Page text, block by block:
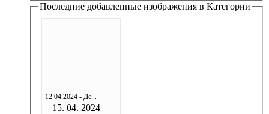
Последние добавленные изображения в Категории
12.04.2024 - Де...
15. 04. 2024